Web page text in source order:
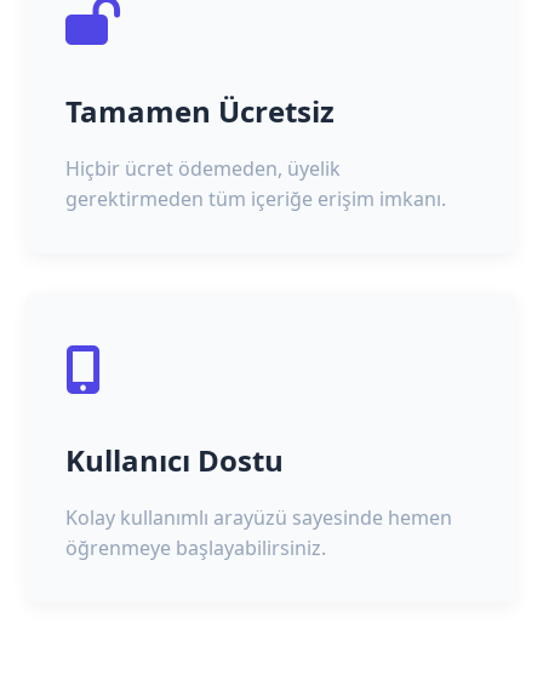
Tamamen Ücretsiz
Hiçbir ücret ödemeden, üyelik
gerektirmeden tüm içeriğe erişim imkanı.
Kullanıcı Dostu
Kolay kullanımlı arayüzü sayesinde hemen
öğrenmeye başlayabilirsiniz.